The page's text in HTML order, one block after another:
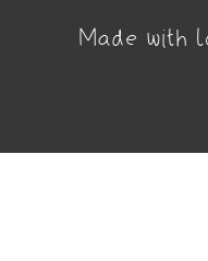
Made with